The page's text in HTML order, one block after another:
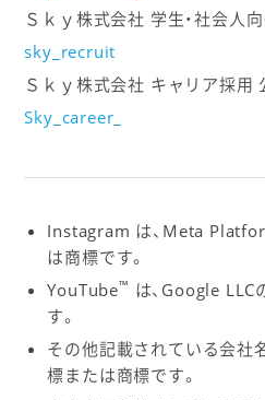
Ｓｋｙ株式会社 学生・社会人
sky_recruit
Ｓｋｙ株式会社 キャリア採用
Sky_career_
Instagram は、Meta
は商標です。
YouTube™ は、Google
す。
その他記載されている会社
標または商標です。